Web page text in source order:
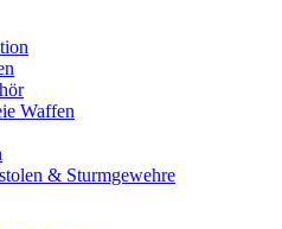
Waffen
& Sturmgewehre